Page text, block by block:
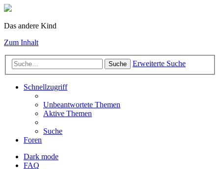
Das andere Kind
Zum Inhalt
Suche Erweiterte Suche
Schnellzugriff
Unbeantwortete Themen
Aktive Themen
Suche
Foren
Dark mode
FAQ